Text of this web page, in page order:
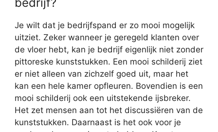
Je wilt dat je bedrijfspand er zo mooi mogelijk
uitziet. Zeker wanneer je geregeld klanten over
de vloer hebt, kan je bedrijf eigenlijk niet zonder
pittoreske kunststukken. Een mooi schilderij ziet
er niet alleen van zichzelf goed uit, maar het
kan een hele kamer opfleuren. Bovendien is een
mooi schilderij ook een uitstekende ijsbreker.
Het zet mensen aan tot het discussiëren van de
kunststukken. Daarnaast is het ook voor je